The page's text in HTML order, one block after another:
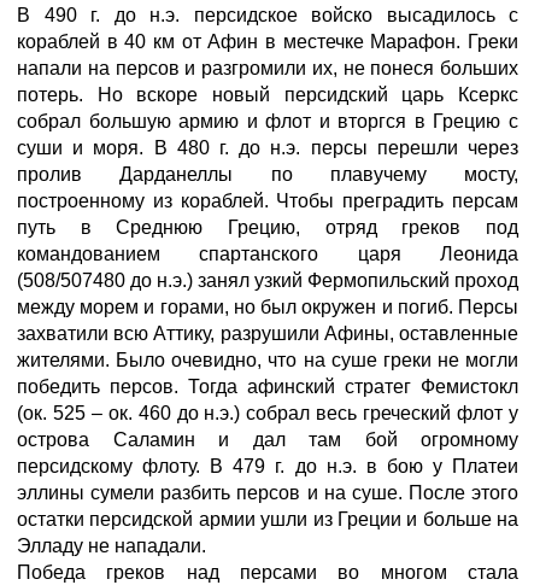
В 490 г. до н.э. персидское войско высадилось с
кораблей в 40 км от Афин в местечке Марафон. Греки
напали на персов и разгромили их, не понеся больших
потерь. Но вскоре новый персидский царь Ксеркс
собрал большую армию и флот и вторгся в Грецию с
суши и моря. В 480 г. до н.э. персы перешли через
пролив Дарданеллы по плавучему мосту,
построенному из кораблей. Чтобы преградить персам
путь в Среднюю Грецию, отряд греков под
командованием спартанского царя Леонида
(508/507480 до н.э.) занял узкий Фермопильский проход
между морем и горами, но был окружен и погиб. Персы
захватили всю Аттику, разрушили Афины, оставленные
жителями. Было очевидно, что на суше греки не могли
победить персов. Тогда афинский стратег Фемистокл
(ок. 525 – ок. 460 до н.э.) собрал весь греческий флот у
острова Саламин и дал там бой огромному
персидскому флоту. В 479 г. до н.э. в бою у Платеи
эллины сумели разбить персов и на суше. После этого
остатки персидской армии ушли из Греции и больше на
Элладу не нападали.
Победа греков над персами во многом стала